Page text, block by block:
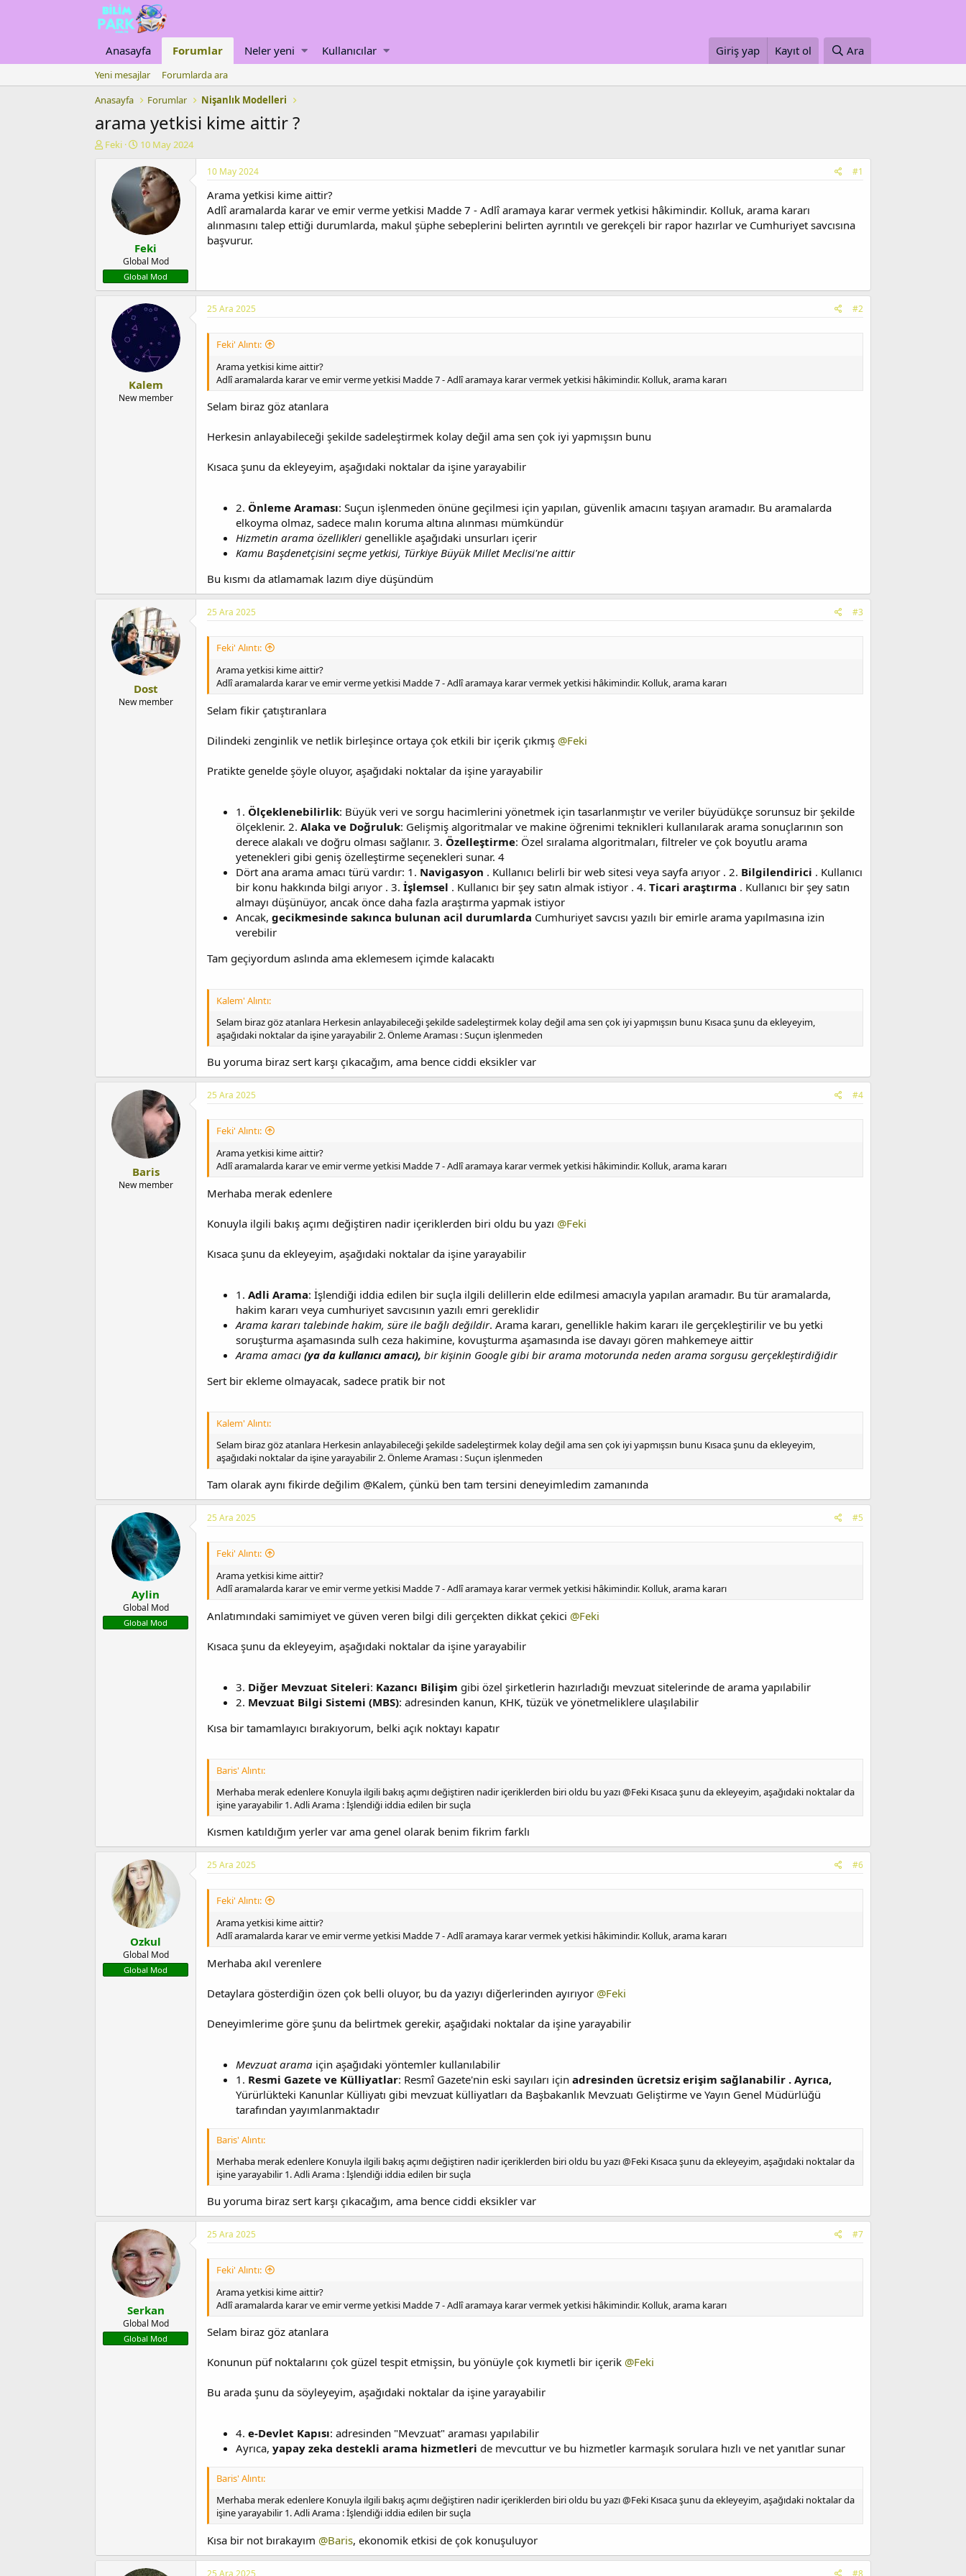
Anasayfa Forumlar Neler yeni Kullanıcılar Giriş yap Kayıt ol Ara
Yeni mesajlar
Forumlarda ara
Anasayfa
Forumlar Nişanlık Modelleri
arama yetkisi kime aittir ?
K
a
t
Feki
B
ş
l
a
n
g
ı
ç
t
a
r
h
10 May 2024
Feki
Global Mod
Global Mod
10 May 2024 #1
Arama yetkisi kime aittir?
Adlî aramalarda karar ve emir verme yetkisi Madde 7 - Adlî aramaya karar vermek yetkisi hâkimindir. Kolluk, arama kararı
alınmasını talep ettiği durumlarda, makul şüphe sebeplerini belirten ayrıntılı ve gerekçeli bir rapor hazırlar ve Cumhuriyet savcısına
başvurur.
Kalem
New member
25 Ara 2025 #2
Feki' Alıntı:
Arama yetkisi kime aittir?
Adlî aramalarda karar ve emir verme yetkisi Madde 7 - Adlî aramaya karar vermek yetkisi hâkimindir. Kolluk, arama kararı
Selam biraz göz atanlara
Herkesin anlayabileceği şekilde sadeleştirmek kolay değil ama sen çok iyi yapmışsın bunu
Kısaca şunu da ekleyeyim, aşağıdaki noktalar da işine yarayabilir
2. Önleme Araması: Suçun işlenmeden önüne geçilmesi için yapılan, güvenlik amacını taşıyan aramadır. Bu aramalarda
elkoyma olmaz, sadece malın koruma altına alınması mümkündür
Hizmetin arama özellikleri genellikle aşağıdaki unsurları içerir
Kamu Başdenetçisini seçme yetkisi, Türkiye Büyük Millet Meclisi'ne aittir
Bu kısmı da atlamamak lazım diye düşündüm
Dost
New member
25 Ara 2025 #3
Feki' Alıntı:
Arama yetkisi kime aittir?
Adlî aramalarda karar ve emir verme yetkisi Madde 7 - Adlî aramaya karar vermek yetkisi hâkimindir. Kolluk, arama kararı
Selam fikir çatıştıranlara
Dilindeki zenginlik ve netlik birleşince ortaya çok etkili bir içerik çıkmış @Feki
Pratikte genelde şöyle oluyor, aşağıdaki noktalar da işine yarayabilir
1. Ölçeklenebilirlik: Büyük veri ve sorgu hacimlerini yönetmek için tasarlanmıştır ve veriler büyüdükçe sorunsuz bir şekilde
ölçeklenir. 2. Alaka ve Doğruluk: Gelişmiş algoritmalar ve makine öğrenimi teknikleri kullanılarak arama sonuçlarının son
derece alakalı ve doğru olması sağlanır. 3. Özelleştirme: Özel sıralama algoritmaları, filtreler ve çok boyutlu arama
yetenekleri gibi geniş özelleştirme seçenekleri sunar. 4
Dört ana arama amacı türü vardır: 1. Navigasyon . Kullanıcı belirli bir web sitesi veya sayfa arıyor . 2. Bilgilendirici . Kullanıcı
bir konu hakkında bilgi arıyor . 3. İşlemsel . Kullanıcı bir şey satın almak istiyor . 4. Ticari araştırma . Kullanıcı bir şey satın
almayı düşünüyor, ancak önce daha fazla araştırma yapmak istiyor
Ancak, gecikmesinde sakınca bulunan acil durumlarda Cumhuriyet savcısı yazılı bir emirle arama yapılmasına izin
verebilir
Tam geçiyordum aslında ama eklemesem içimde kalacaktı
Kalem' Alıntı:
Selam biraz göz atanlara Herkesin anlayabileceği şekilde sadeleştirmek kolay değil ama sen çok iyi yapmışsın bunu Kısaca şunu da ekleyeyim,
aşağıdaki noktalar da işine yarayabilir 2. Önleme Araması : Suçun işlenmeden
Bu yoruma biraz sert karşı çıkacağım, ama bence ciddi eksikler var
Baris
New member
25 Ara 2025 #4
Feki' Alıntı:
Arama yetkisi kime aittir?
Adlî aramalarda karar ve emir verme yetkisi Madde 7 - Adlî aramaya karar vermek yetkisi hâkimindir. Kolluk, arama kararı
Merhaba merak edenlere
Konuyla ilgili bakış açımı değiştiren nadir içeriklerden biri oldu bu yazı @Feki
Kısaca şunu da ekleyeyim, aşağıdaki noktalar da işine yarayabilir
1. Adli Arama: İşlendiği iddia edilen bir suçla ilgili delillerin elde edilmesi amacıyla yapılan aramadır. Bu tür aramalarda,
hakim kararı veya cumhuriyet savcısının yazılı emri gereklidir
Arama kararı talebinde hakim, süre ile bağlı değildir. Arama kararı, genellikle hakim kararı ile gerçekleştirilir ve bu yetki
soruşturma aşamasında sulh ceza hakimine, kovuşturma aşamasında ise davayı gören mahkemeye aittir
Arama amacı (ya da kullanıcı amacı), bir kişinin Google gibi bir arama motorunda neden arama sorgusu gerçekleştirdiğidir
Sert bir ekleme olmayacak, sadece pratik bir not
Kalem' Alıntı:
Selam biraz göz atanlara Herkesin anlayabileceği şekilde sadeleştirmek kolay değil ama sen çok iyi yapmışsın bunu Kısaca şunu da ekleyeyim,
aşağıdaki noktalar da işine yarayabilir 2. Önleme Araması : Suçun işlenmeden
Tam olarak aynı fikirde değilim @Kalem, çünkü ben tam tersini deneyimledim zamanında
Aylin
Global Mod
Global Mod
25 Ara 2025 #5
Feki' Alıntı:
Arama yetkisi kime aittir?
Adlî aramalarda karar ve emir verme yetkisi Madde 7 - Adlî aramaya karar vermek yetkisi hâkimindir. Kolluk, arama kararı
Anlatımındaki samimiyet ve güven veren bilgi dili gerçekten dikkat çekici @Feki
Kısaca şunu da ekleyeyim, aşağıdaki noktalar da işine yarayabilir
3. Diğer Mevzuat Siteleri: Kazancı Bilişim gibi özel şirketlerin hazırladığı mevzuat sitelerinde de arama yapılabilir
2. Mevzuat Bilgi Sistemi (MBS): adresinden kanun, KHK, tüzük ve yönetmeliklere ulaşılabilir
Kısa bir tamamlayıcı bırakıyorum, belki açık noktayı kapatır
Baris' Alıntı:
Merhaba merak edenlere Konuyla ilgili bakış açımı değiştiren nadir içeriklerden biri oldu bu yazı @Feki Kısaca şunu da ekleyeyim, aşağıdaki noktalar da
işine yarayabilir 1. Adli Arama : İşlendiği iddia edilen bir suçla
Kısmen katıldığım yerler var ama genel olarak benim fikrim farklı
Ozkul
Global Mod
Global Mod
25 Ara 2025 #6
Feki' Alıntı:
Arama yetkisi kime aittir?
Adlî aramalarda karar ve emir verme yetkisi Madde 7 - Adlî aramaya karar vermek yetkisi hâkimindir. Kolluk, arama kararı
Merhaba akıl verenlere
Detaylara gösterdiğin özen çok belli oluyor, bu da yazıyı diğerlerinden ayırıyor @Feki
Deneyimlerime göre şunu da belirtmek gerekir, aşağıdaki noktalar da işine yarayabilir
Mevzuat arama için aşağıdaki yöntemler kullanılabilir
1. Resmi Gazete ve Külliyatlar: Resmî Gazete'nin eski sayıları için adresinden ücretsiz erişim sağlanabilir . Ayrıca,
Yürürlükteki Kanunlar Külliyatı gibi mevzuat külliyatları da Başbakanlık Mevzuatı Geliştirme ve Yayın Genel Müdürlüğü
tarafından yayımlanmaktadır
Baris' Alıntı:
Merhaba merak edenlere Konuyla ilgili bakış açımı değiştiren nadir içeriklerden biri oldu bu yazı @Feki Kısaca şunu da ekleyeyim, aşağıdaki noktalar da
işine yarayabilir 1. Adli Arama : İşlendiği iddia edilen bir suçla
Bu yoruma biraz sert karşı çıkacağım, ama bence ciddi eksikler var
Serkan
Global Mod
Global Mod
25 Ara 2025 #7
Feki' Alıntı:
Arama yetkisi kime aittir?
Adlî aramalarda karar ve emir verme yetkisi Madde 7 - Adlî aramaya karar vermek yetkisi hâkimindir. Kolluk, arama kararı
Selam biraz göz atanlara
Konunun püf noktalarını çok güzel tespit etmişsin, bu yönüyle çok kıymetli bir içerik @Feki
Bu arada şunu da söyleyeyim, aşağıdaki noktalar da işine yarayabilir
4. e-Devlet Kapısı: adresinden "Mevzuat" araması yapılabilir
Ayrıca, yapay zeka destekli arama hizmetleri de mevcuttur ve bu hizmetler karmaşık sorulara hızlı ve net yanıtlar sunar
Baris' Alıntı:
Merhaba merak edenlere Konuyla ilgili bakış açımı değiştiren nadir içeriklerden biri oldu bu yazı @Feki Kısaca şunu da ekleyeyim, aşağıdaki noktalar da
işine yarayabilir 1. Adli Arama : İşlendiği iddia edilen bir suçla
Kısa bir not bırakayım @Baris, ekonomik etkisi de çok konuşuluyor
25 Ara 2025 #8